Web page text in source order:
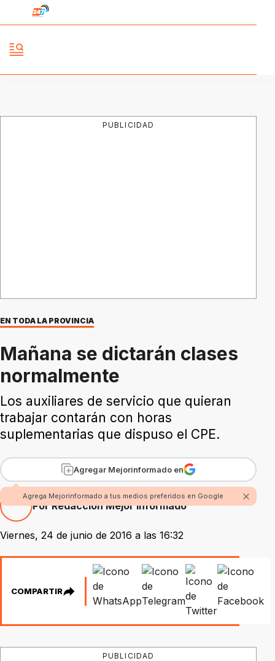
PUBLICIDAD
EN TODA LA PROVINCIA
Mañana se dictarán clases
normalmente
Los auxiliares de servicio que quieran
trabajar contarán con horas
suplementarias que dispuso el CPE.
Agregar Mejorinformado en
Agrega Mejorinformado a tus medios preferidos en Google
Por Redacción Mejor Informado
Viernes, 24 de junio de 2016 a las 16:32
COMPARTIR
PUBLICIDAD